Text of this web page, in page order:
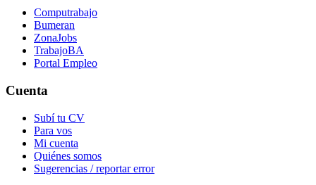
Computrabajo
Bumeran
ZonaJobs
TrabajoBA
Portal Empleo
Cuenta
Subí tu CV
Para vos
Mi cuenta
Quiénes somos
Sugerencias / reportar error